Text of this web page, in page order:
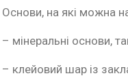
Основи, на які можна
– мінеральні основи,
– клейовий шар із